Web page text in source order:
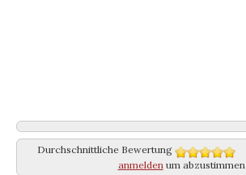
Durchschnittliche Bewertung
anmeldenum abzustimmen